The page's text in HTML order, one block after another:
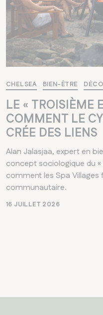
CHELSEA BIEN-ÊTRE
LE « TROISIÈME
COMMENT LE
CRÉE DES LIENS
Alan Jalasjaa, expert en
concept sociologique du
comment les Spa Villages
communautaire.
16 JUILLET 2026